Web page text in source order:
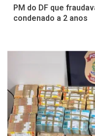
PM do DF que
condenado a 2 anos